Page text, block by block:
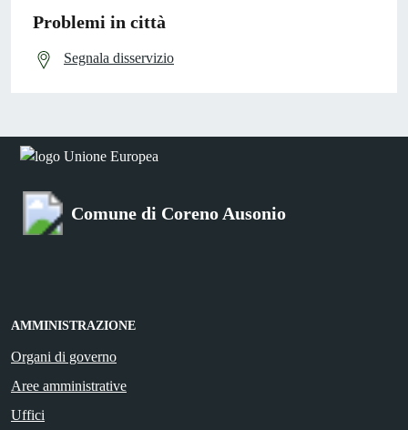
Problemi in città
Segnala disservizio
Comune di Coreno Ausonio
AMMINISTRAZIONE
Organi di governo
Aree amministrative
Uffici